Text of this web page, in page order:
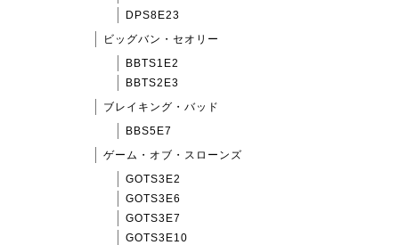
DPS8E23
ビッグバン・セオリー
BBTS1E2
BBTS2E3
ブレイキング・バッド
BBS5E7
ゲーム・オブ・スローンズ
GOTS3E2
GOTS3E6
GOTS3E7
GOTS3E10